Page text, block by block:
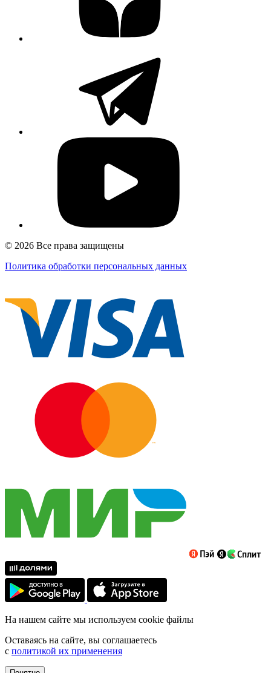
© 2026 Все права защищены
Политика обработки персональных данных
На нашем сайте мы используем cookie файлы
Оставаясь на сайте, вы соглашаетесь
с политикой их применения